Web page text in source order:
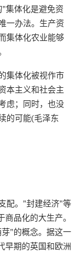
"集体化是避免资
一办法。生产资
集体化农业能够
集体化被视作市
本主义和社会主
虑；同时，也没
的可能(毛泽东
配。"封建经济"等
品化的大生产。
"的概念。据这一
早期的英国和欧洲